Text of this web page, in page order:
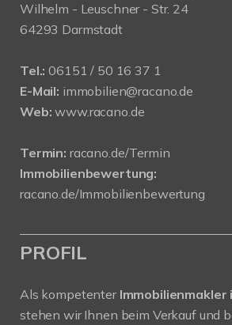
Wilhelm - Leuschner - Str. 24
64293 Darmstadt
Tel.: 06151 / 50 16 37 1
E-Mail: immobilien@racano.de
Web: www.racano.de
Termin: racano.de/Termin
Immobilienbewertung:
racano.de/Immobilienbewertung
PROFIL
Als kompetenter
stehen wir Ihnen beim Verkauf und